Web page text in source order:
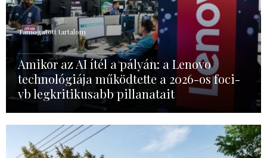
Támogatott tartalom
Amikor az AI ítél a pályán: a Lenovo
technológiája működtette a 2026-os foci-
vb legkritikusabb pillanatait